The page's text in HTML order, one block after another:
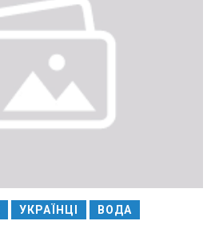
УКРАЇНЦІ ВОДА